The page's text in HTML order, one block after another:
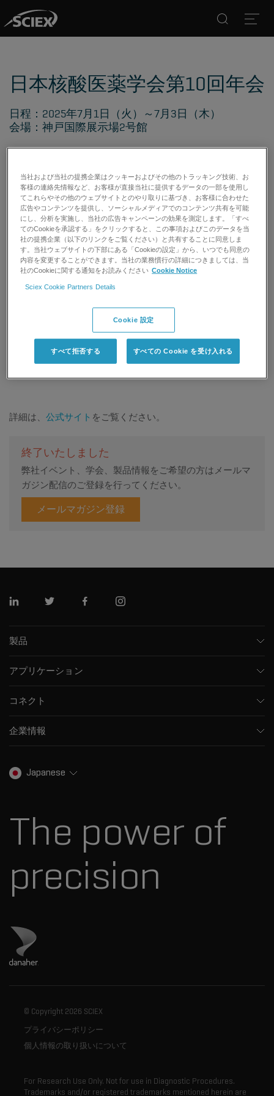
日本核酸医薬学会第10回年会
日程：2025年7月1日（火）～7月3日（木）
会場：神戸国際展示場2号館
【SCIEX】ランチョンセミナー情報
日時：2025年7月2日（水）12：55 ～ 13：55
会場：神戸国際展示場2号館 2B会議室
演題：質量分析装置を活用したtRNAの転写後修飾の解析
演者：岐阜大学工学部化学・生命工学科 教授 横川 隆志 先生
企業展示あり
詳細は、 公式サイト をご覧ください。
終了いたしました
弊社イベント、学会、製品情報をご希望の方はメールマ
ガジン配信のご登録を行ってください。
メールマガジン登録
リンクトインツイッターフェイスブックインスタグラム
製品
キャピラリー電気泳動機器
統合ソリューション
HPLC製品
スペクトルライブラリ
アプリケーション
環境分析
法医学ソリューション
コネクト
トレーニング
キャリア
お問い合わせ
企業情報
プレスリリース
Japanese
The power of
precision
ダナハーのサイトにアクセス
© Copyright 2026 SCIEX
プライバシーポリシー
個人情報の取り扱いについて
For Research Use Only. Not for use in Diagnostic Procedures.
Trademarks and/or registered trademarks mentioned herein are
当社および当社の提携企業はクッキーおよびその他のトラッキング技術、お
客様の連絡先情報など、お客様が直接当社に提供するデータの一部を使用し
てこれらやその他のウェブサイトとのやり取りに基づき、お客様に合わせた
広告やコンテンツを提供し、ソーシャルメディアでのコンテンツ共有を可能
にし、分析を実施し、当社の広告キャンペーンの効果を測定します。「すべ
てのCookieを承認する」をクリックすると、この事項およびこのデータを当
社の提携企業（以下のリンクをご覧ください）と共有することに同意しま
す。当社ウェブサイトの下部にある「Cookieの設定」から、いつでも同意の
内容を変更することができます。当社の業務慣行の詳細につきましては、当
社のCookieに関する通知をお読みください Cookie Notice
Sciex Cookie Partners Details
Cookie 設定
すべて拒否する すべての Cookie を受け入れる